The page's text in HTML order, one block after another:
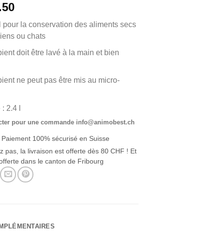
pour la conservation des aliments secs
ou chats
doit être lavé à la main et bien
ne peut pas être mis au micro-
2.4 l
pour une commande info@animobest.ch
Paiement 100% sécurisé en Suisse
pas, la livraison est offerte dès 80 CHF ! Et
dans le canton de Fribourg